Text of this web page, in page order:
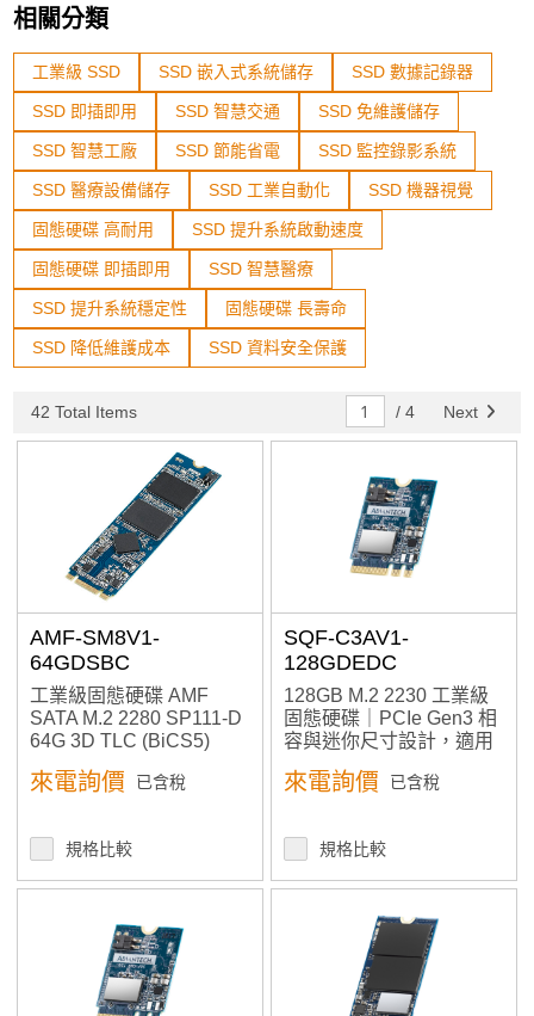
電子紙
電源供應器
顯示器
GPU卡
工業級IOT感測模組
產業專用螢幕支架
光碟機
規格篩選
In Stock
Sort By
The Newest
Price: high–low
Price: low–high
A to Z
Z to A
Operational Temperature
0 ~ 70 °C
-20 ~ 85℃ (Filter)
-25 ~ 85 °C
-40 ~ 85 °C
相關分類
工業級 SSD SSD 嵌入式系統儲存 SSD 數據記錄器
SSD 即插即用 SSD 智慧交通 SSD 免維護儲存
SSD 智慧工廠 SSD 節能省電 SSD 監控錄影系統
SSD 醫療設備儲存 SSD 工業自動化 SSD 機器視覺
固態硬碟 高耐用 SSD 提升系統啟動速度
固態硬碟 即插即用 SSD 智慧醫療
SSD 提升系統穩定性 固態硬碟 長壽命
SSD 降低維護成本 SSD 資料安全保護
42 Total Items / 4 Next
AMF-SM8V1-
64GDSBC
工業級固態硬碟 AMF
SATA M.2 2280 SP111-D
64G 3D TLC (BiCS5)
來電詢價 已含稅
規格比較
SQF-C3AV1-
128GDEDC
128GB M.2 2230 工業級
固態硬碟｜PCIe Gen3 相
容與迷你尺寸設計，適用
來電詢價 已含稅
規格比較